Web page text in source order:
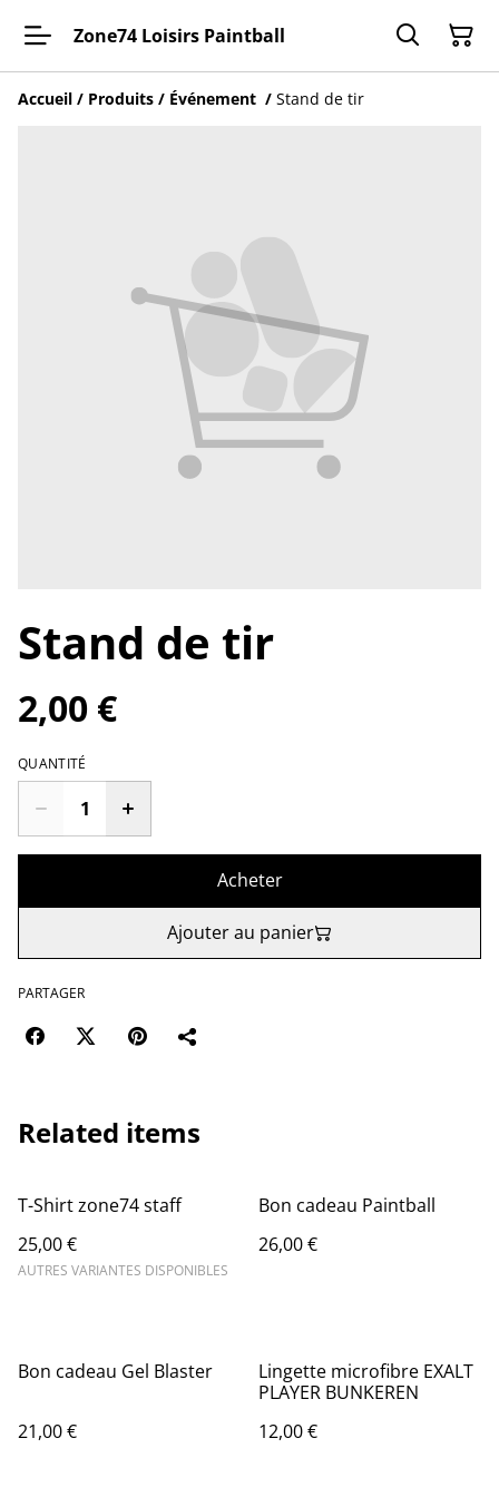
Zone74 Loisirs Paintball
Accueil / Produits / Événement / Stand de tir
Stand de tir
2,00 €
QUANTITÉ
Acheter
Ajouter au panier
PARTAGER
Related items
T-Shirt zone74 staff
25,00 €
AUTRES VARIANTES DISPONIBLES
Bon cadeau Paintball
26,00 €
Bon cadeau Gel Blaster
21,00 €
Lingette microfibre EXALT
PLAYER BUNKEREN
12,00 €